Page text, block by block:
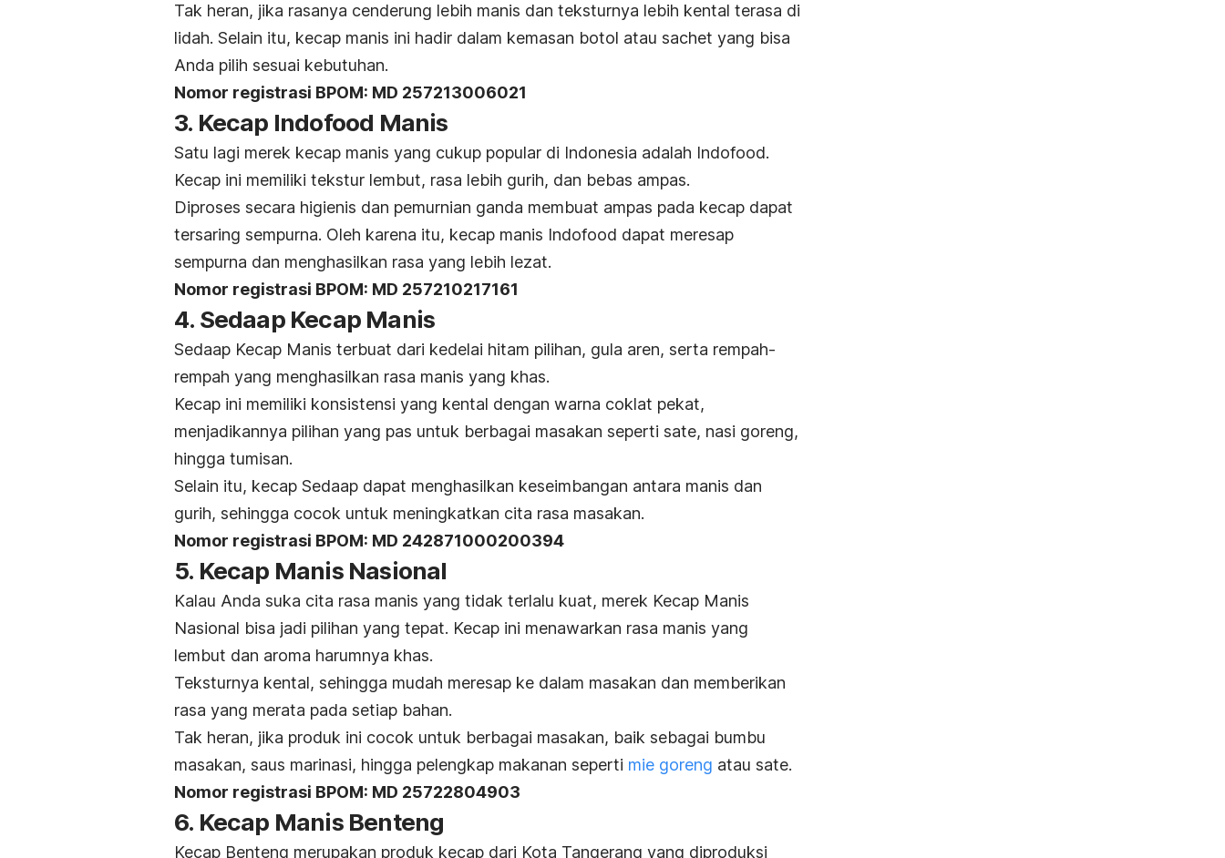
Tak heran, jika rasanya cenderung lebih manis dan teksturnya lebih kental terasa di
lidah. Selain itu, kecap manis ini hadir dalam kemasan botol atau sachet yang bisa
Anda pilih sesuai kebutuhan.
Nomor registrasi BPOM: MD 257213006021
3. Kecap Indofood Manis
Satu lagi merek kecap manis yang cukup popular di Indonesia adalah Indofood.
Kecap ini memiliki tekstur lembut, rasa lebih gurih, dan bebas ampas.
Diproses secara higienis dan pemurnian ganda membuat ampas pada kecap dapat
tersaring sempurna. Oleh karena itu, kecap manis Indofood dapat meresap
sempurna dan menghasilkan rasa yang lebih lezat.
Nomor registrasi BPOM: MD 257210217161
4. Sedaap Kecap Manis
Sedaap Kecap Manis terbuat dari kedelai hitam pilihan, gula aren, serta rempah-
rempah yang menghasilkan rasa manis yang khas.
Kecap ini memiliki konsistensi yang kental dengan warna coklat pekat,
menjadikannya pilihan yang pas untuk berbagai masakan seperti sate, nasi goreng,
hingga tumisan.
Selain itu, kecap Sedaap dapat menghasilkan keseimbangan antara manis dan
gurih, sehingga cocok untuk meningkatkan cita rasa masakan.
Nomor registrasi BPOM: MD 242871000200394
5. Kecap Manis Nasional
Kalau Anda suka cita rasa manis yang tidak terlalu kuat, merek Kecap Manis
Nasional bisa jadi pilihan yang tepat. Kecap ini menawarkan rasa manis yang
lembut dan aroma harumnya khas.
Teksturnya kental, sehingga mudah meresap ke dalam masakan dan memberikan
rasa yang merata pada setiap bahan.
Tak heran, jika produk ini cocok untuk berbagai masakan, baik sebagai bumbu
masakan, saus marinasi, hingga pelengkap makanan seperti mie goreng atau sate.
Nomor registrasi BPOM: MD 25722804903
6. Kecap Manis Benteng
Kecap Benteng merupakan produk kecap dari Kota Tangerang yang diproduksi